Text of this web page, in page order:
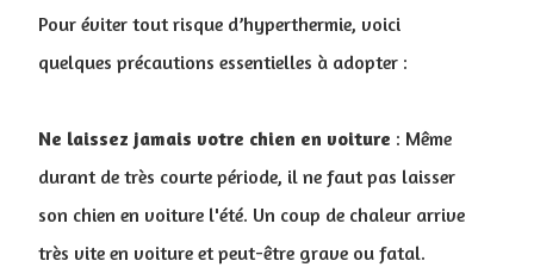
Pour éviter tout risque d’hyperthermie, voici
quelques précautions essentielles à adopter :
Ne laissez jamais votre chien en voiture : Même
durant de très courte période, il ne faut pas laisser
son chien en voiture l'été. Un coup de chaleur arrive
très vite en voiture et peut-être grave ou fatal.